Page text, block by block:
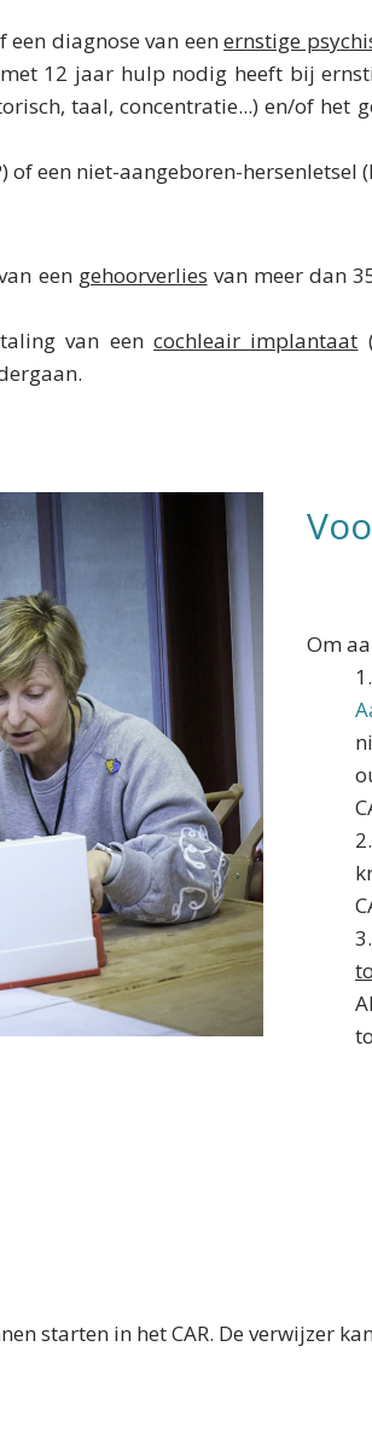
een diagnose van eenernstige
12 jaar hulp nodig heeft bij
taal, concentratie...) en/of het
of een niet-aangeboren-hersenletsel
een gehoorverlies van meer dan
van eencochleair implantaat
Om
starten in het CAR. De verwijzer